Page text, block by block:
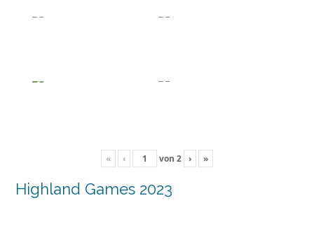
« ‹ von 2 › »
Highland Games 2023